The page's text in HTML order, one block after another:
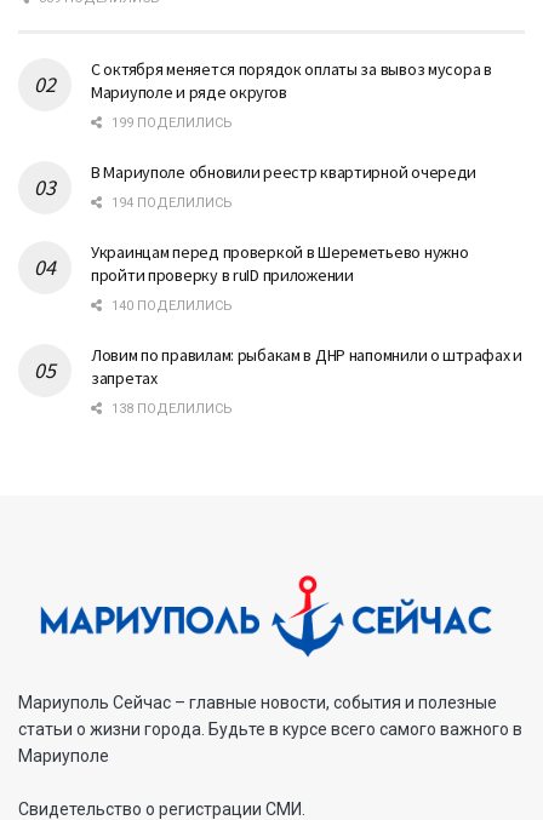
С октября меняется порядок оплаты за вывоз мусора в
Мариуполе и ряде округов
199 ПОДЕЛИЛИСЬ
В Мариуполе обновили реестр квартирной очереди
194 ПОДЕЛИЛИСЬ
Украинцам перед проверкой в Шереметьево нужно
пройти проверку в ruID приложении
140 ПОДЕЛИЛИСЬ
Ловим по правилам: рыбакам в ДНР напомнили о штрафах и
запретах
138 ПОДЕЛИЛИСЬ
Мариуполь Сейчас – главные новости, события и полезные
статьи о жизни города. Будьте в курсе всего самого важного в
Мариуполе
Свидетельство о регистрации СМИ.